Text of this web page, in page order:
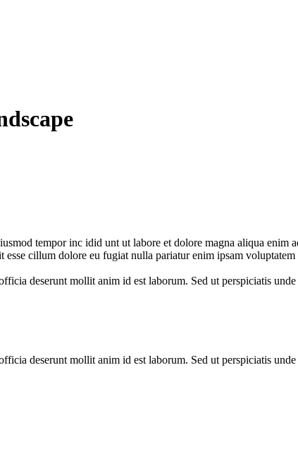
tempor inc idid unt ut labore et dolore magna aliqua
cillum dolore eu fugiat nulla pariatur enim ipsam
deserunt mollit anim id est laborum. Sed ut perspiciatis
deserunt mollit anim id est laborum. Sed ut perspiciatis